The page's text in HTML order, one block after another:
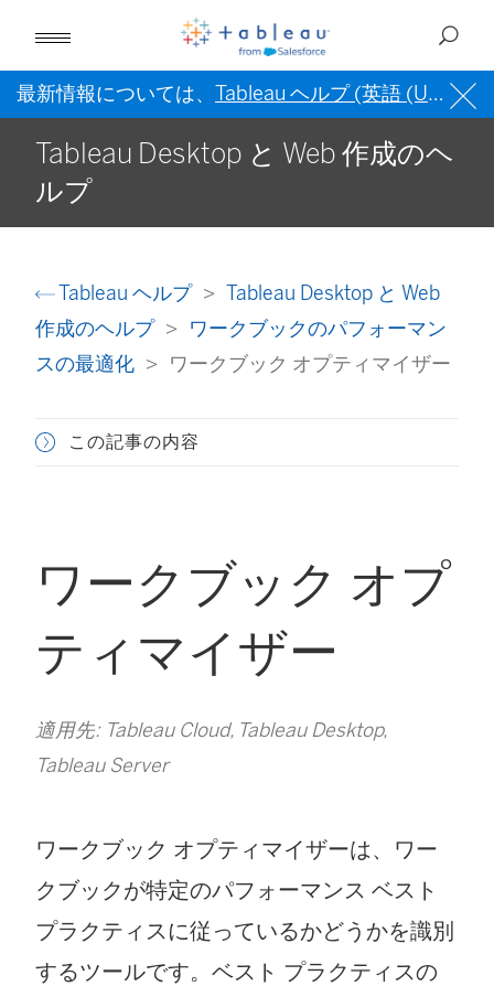
最新情報については、 Tableau ヘルプ (英語 (US)) を
Tableau Desktop と Web 作成のヘ
ルプ
Tableau ヘルプ
Tableau Desktop と Web
作成のヘルプ
ワークブックのパフォーマン
スの最適化
ワークブック オプティマイザー
この記事の内容
ワークブック オプ
ティマイザー
適用先: Tableau Cloud, Tableau Desktop,
Tableau Server
ワークブック オプティマイザーは、ワー
クブックが特定のパフォーマンス ベスト
プラクティスに従っているかどうかを識別
するツールです。ベスト プラクティスの